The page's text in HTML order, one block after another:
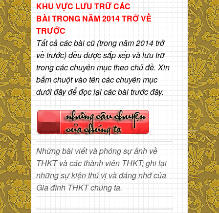
KHU VỰC LƯU TRỮ CÁC
BÀITRONG NĂM 2014 TRỞ VỀ
TRƯỚC
Tất cả các bài cũ (trong năm 2014 trở
về trước) đều được sắp xếp và lưu trữ
trong các chuyên mục theo chủ đề. Xin
bấm chuột vào tên các chuyên mục
dưới đây để đọc lại các bài trước đây.
Những bài viết và phóng sự ảnh về
THKT và các thành viên THKT; ghi lại
những sự kiện thú vị và đáng nhớ của
Gia đình THKT chúng ta.